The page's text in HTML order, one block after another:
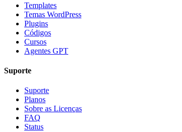
Templates
Temas WordPress
Plugins
Códigos
Cursos
Agentes GPT
Suporte
Suporte
Planos
Sobre as Licenças
FAQ
Status